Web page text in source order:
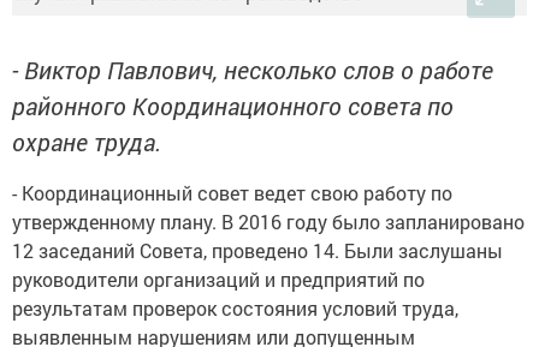
- Виктор Павлович, несколько слов о работе
районного Координационного совета по
охране труда.
- Координационный совет ведет свою работу по
утвержденному плану. В 2016 году было запланировано
12 заседаний Совета, проведено 14. Были заслушаны
руководители организаций и предприятий по
результатам проверок состояния условий труда,
выявленным нарушениям или допущенным